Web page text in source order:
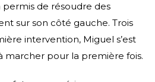
de résoudre des
sur son côté gauche. Trois
intervention, Miguel s’est
marcher pour la première fois.